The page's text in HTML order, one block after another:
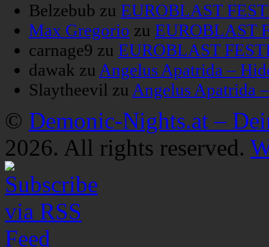
Belzebub zu EUROBLAST
Max Gregorio zu EUROBLAST
carnage9 zu EUROBLAST
dawak zu Angelus Apatrida –
Slaytheevil zu Angelus Apatrida
© Demonic-Nights.at –
2026. All rights reserved.